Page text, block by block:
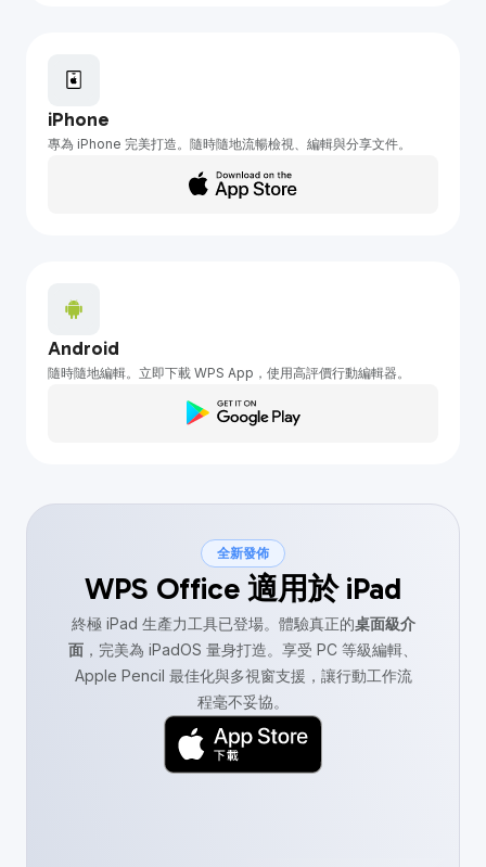
iPhone
專為 iPhone 完美打造。隨時隨地流暢檢視、編輯與分享文件。
Android
隨時隨地編輯。立即下載 WPS App，使用高評價行動編輯器。
全新發佈
WPS Office 適用於 iPad
終極 iPad 生產力工具已登場。體驗真正的桌面級介
面 ，完美為 iPadOS 量身打造。享受 PC 等級編輯、
Apple Pencil 最佳化與多視窗支援，讓行動工作流
程毫不妥協。